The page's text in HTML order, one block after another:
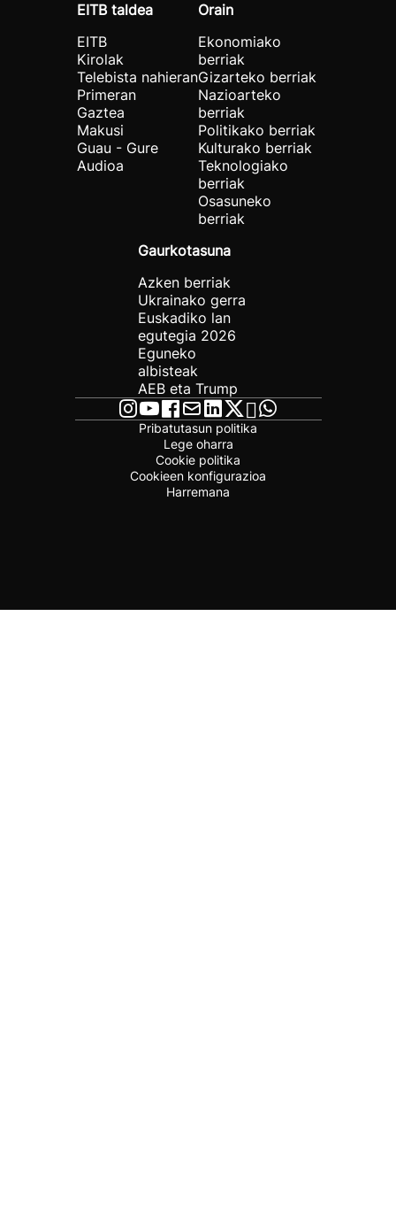
EITB taldea
EITB
Kirolak
Telebista nahieran
Primeran
Gaztea
Makusi
Guau - Gure
Audioa
Orain
Ekonomiako
berriak
Gizarteko berriak
Nazioarteko
berriak
Politikako berriak
Kulturako berriak
Teknologiako
berriak
Osasuneko
berriak
Gaurkotasuna
Azken berriak
Ukrainako gerra
Euskadiko lan
egutegia 2026
Eguneko
albisteak
AEB eta Trump
Pribatutasun politika
Lege oharra
Cookie politika
Cookieen konfigurazioa
Harremana